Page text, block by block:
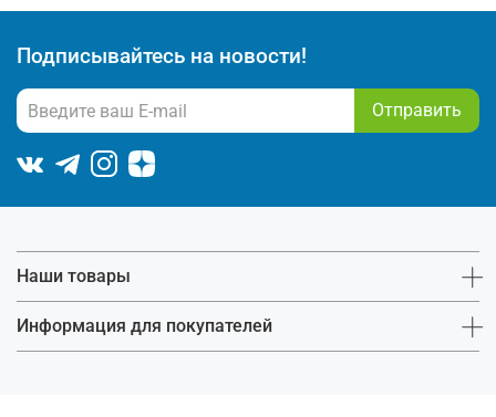
Подписывайтесь на новости!
Отправить
Наши товары
Информация для покупателей